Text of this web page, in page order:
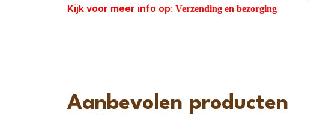
Kijk voor meer info op: Verzending en bezorging
Aanbevolen producten